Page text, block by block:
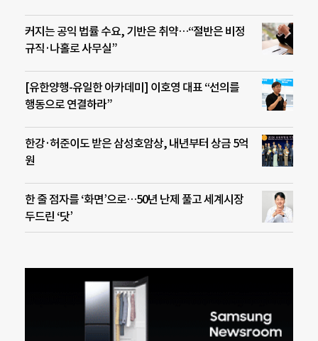
커지는 공익 법률 수요, 기반은 취약…“절반은 비정
규직·나홀로 사무실”
[유한양행-유일한 아카데미] 이호영 대표 “선의를
행동으로 연결하라”
한강·허준이도 받은 삼성호암상, 내년부터 상금 5억
원
한 줄 점자를 ‘화면’으로…50년 난제 풀고 세계시장
두드린 ‘닷’